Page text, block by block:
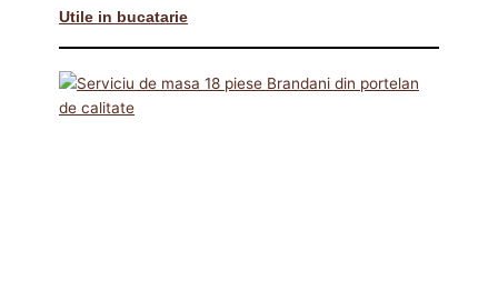
Utile in bucatarie